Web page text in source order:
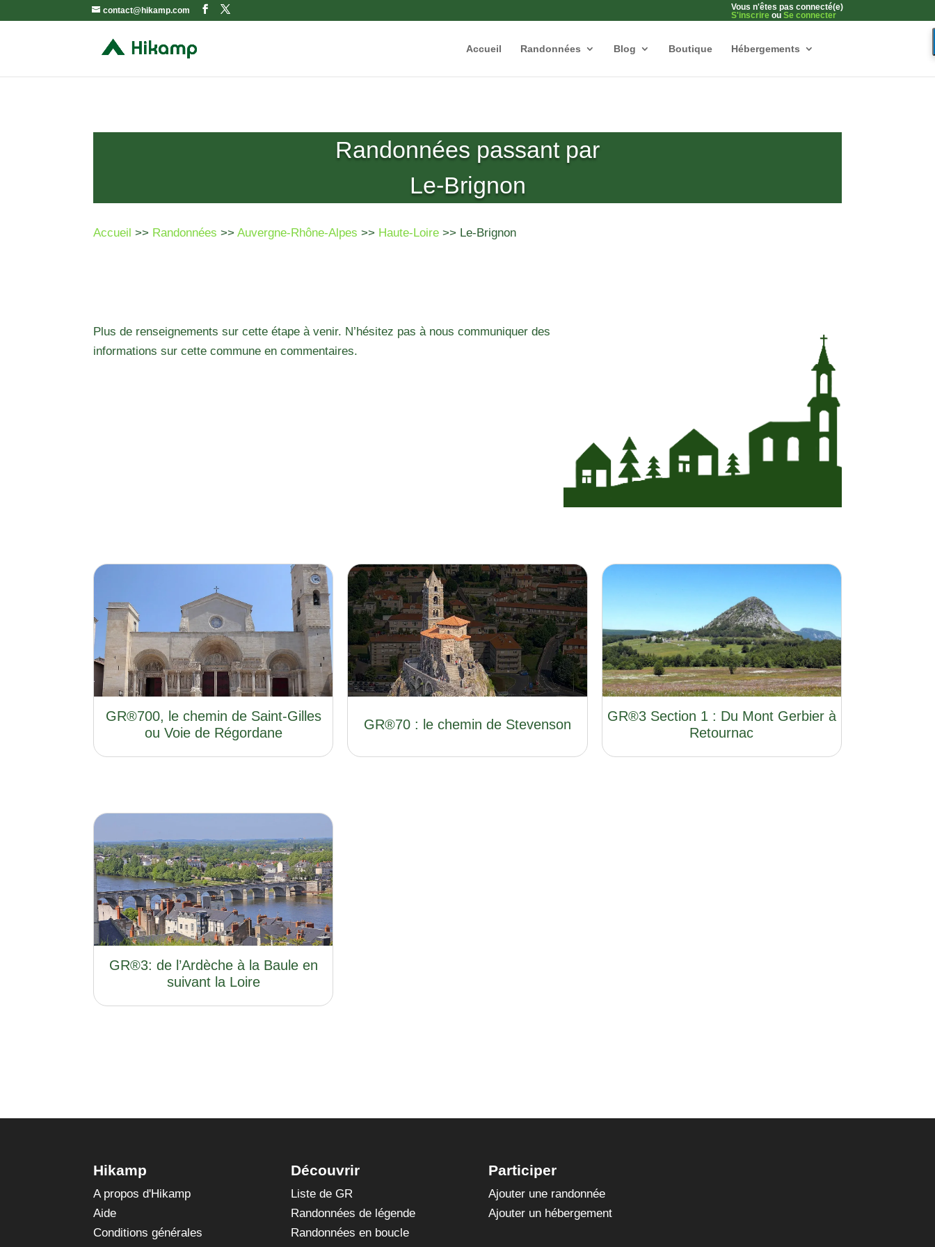
contact@hikamp.com
Vous n'êtes pas connecté(e)
S'inscrire ou Se connecter
Accueil Randonnées Blog Boutique Hébergements
Randonnées passant par
Le-Brignon
Accueil >> Randonnées >>Auvergne-Rhône-Alpes >> Haute-Loire >> Le-Brignon
Plus de renseignements sur cette étape à venir. N’hésitez pas à nous communiquer des
informations sur cette commune en commentaires.
GR®700, le chemin de Saint-Gilles
ou Voie de Régordane
GR®70 : le chemin de Stevenson
GR®3 Section 1 : Du Mont Gerbier à
Retournac
GR®3: de l’Ardèche à la Baule en
suivant la Loire
Hikamp
A propos d'Hikamp
Aide
Conditions générales
Découvrir
Liste de GR
Randonnées de légende
Randonnées en boucle
Participer
Ajouter une randonnée
Ajouter un hébergement